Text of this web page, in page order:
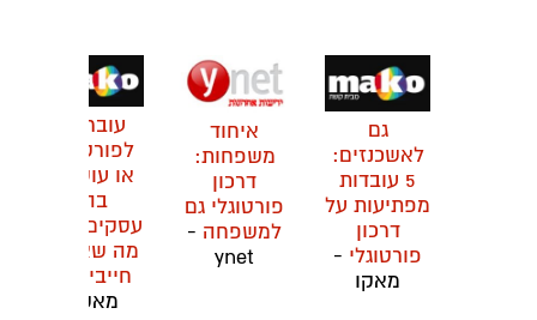
גם
לאשכנזים:
5 עובדות
מפתיעות על
דרכון
פורטוגלי -
מאקו
איחוד
משפחות:
דרכון
פורטוגלי גם
למשפחה -
ynet
עוברים
לפורטוגל
או עושים
בה
עסקים? זה
מה שאתם
חייבים
מאקו